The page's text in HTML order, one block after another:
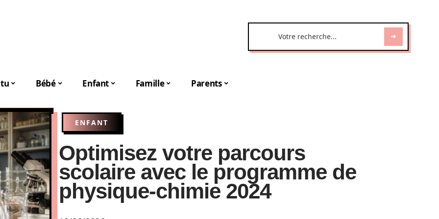
Bébé Enfant Famille Parents
ENFANT
Optimisez votre parcours
scolaire avec le programme de
physique-chimie 2024